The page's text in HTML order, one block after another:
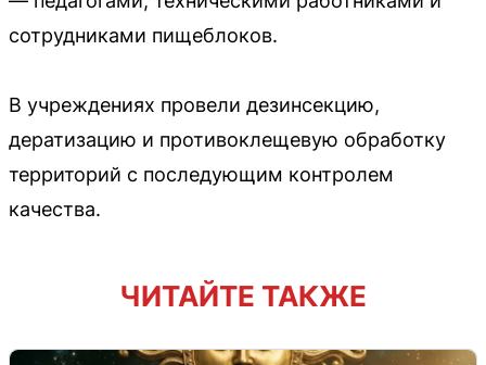
сотрудниками пищеблоков.
В учреждениях провели дезинсекцию,
дератизацию и противоклещевую обработку
территорий с последующим контролем
качества.
ЧИТАЙТЕ ТАКЖЕ